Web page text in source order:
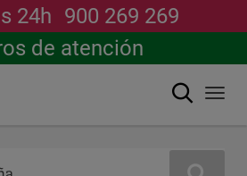
24h 900 269 269
de atención
Buscar